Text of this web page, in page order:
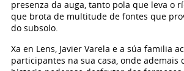
presenza da auga, tanto pola que leva o
que brota de multitude de fontes que
do subsolo.
Xa en Lens, Javier Varela e a súa familia
participantes na sua casa, onde ademais